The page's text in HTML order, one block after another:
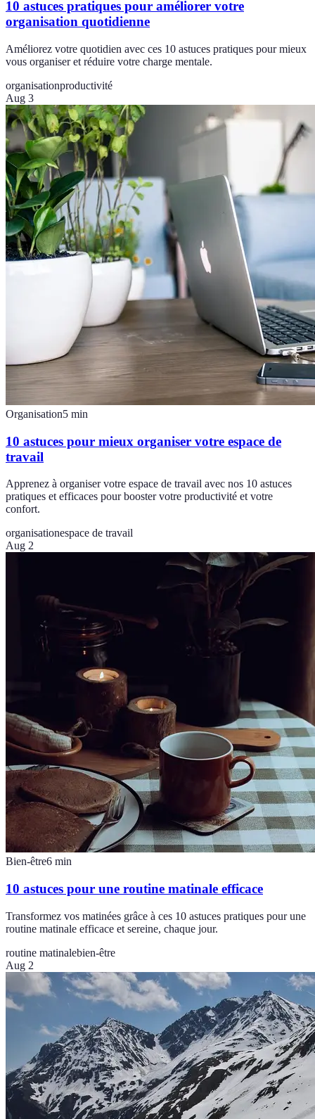
10 astuces pratiques pour améliorer votre
organisation quotidienne
Améliorez votre quotidien avec ces 10 astuces pratiques pour mieux
vous organiser et réduire votre charge mentale.
organisationproductivité
Aug 3
Organisation5 min
10 astuces pour mieux organiser votre espace de
travail
Apprenez à organiser votre espace de travail avec nos 10 astuces
pratiques et efficaces pour booster votre productivité et votre
confort.
organisationespace de travail
Aug 2
Bien-être6 min
10 astuces pour une routine matinale efficace
Transformez vos matinées grâce à ces 10 astuces pratiques pour une
routine matinale efficace et sereine, chaque jour.
routine matinalebien-être
Aug 2